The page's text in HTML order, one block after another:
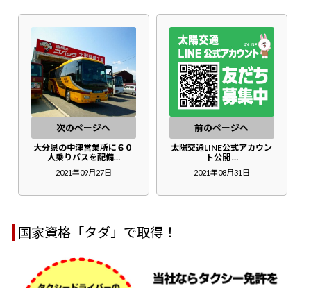
次のページへ
大分県の中津営業所に６０
人乗りバスを配備…
2021年09月27日
前のページへ
太陽交通LINE公式アカウン
ト公開 …
2021年08月31日
国家資格「タダ」で取得！